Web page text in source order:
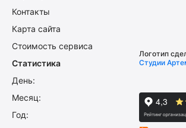
Контакты
Карта сайта
Стоимость сервиса
Статистика
День:
Месяц:
Год:
Логотип
Студии